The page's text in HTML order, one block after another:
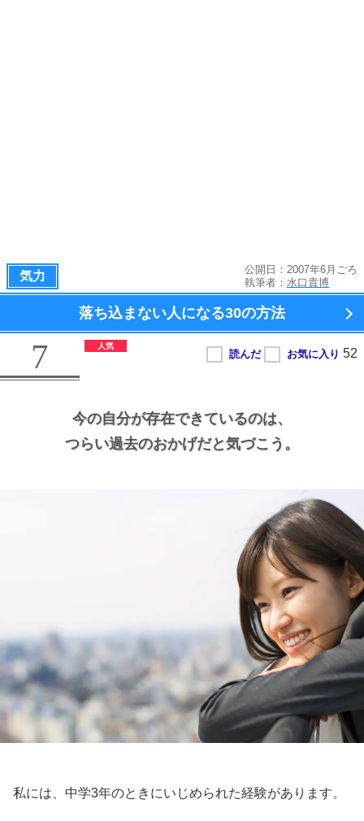
気力
公開日：2007年6月ごろ
執筆者： 水口貴博
落ち込まない人になる30の方法
7
今の自分が存在できているのは、
つらい過去のおかげだと気づこう。
私には、中学3年のときにいじめられた経験があります。